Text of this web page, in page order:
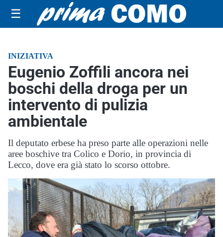
☰
INIZIATIVA
Eugenio Zoffili ancora nei
boschi della droga per un
intervento di pulizia
ambientale
Il deputato erbese ha preso parte alle operazioni nelle
aree boschive tra Colico e Dorio, in provincia di
Lecco, dove era già stato lo scorso ottobre.